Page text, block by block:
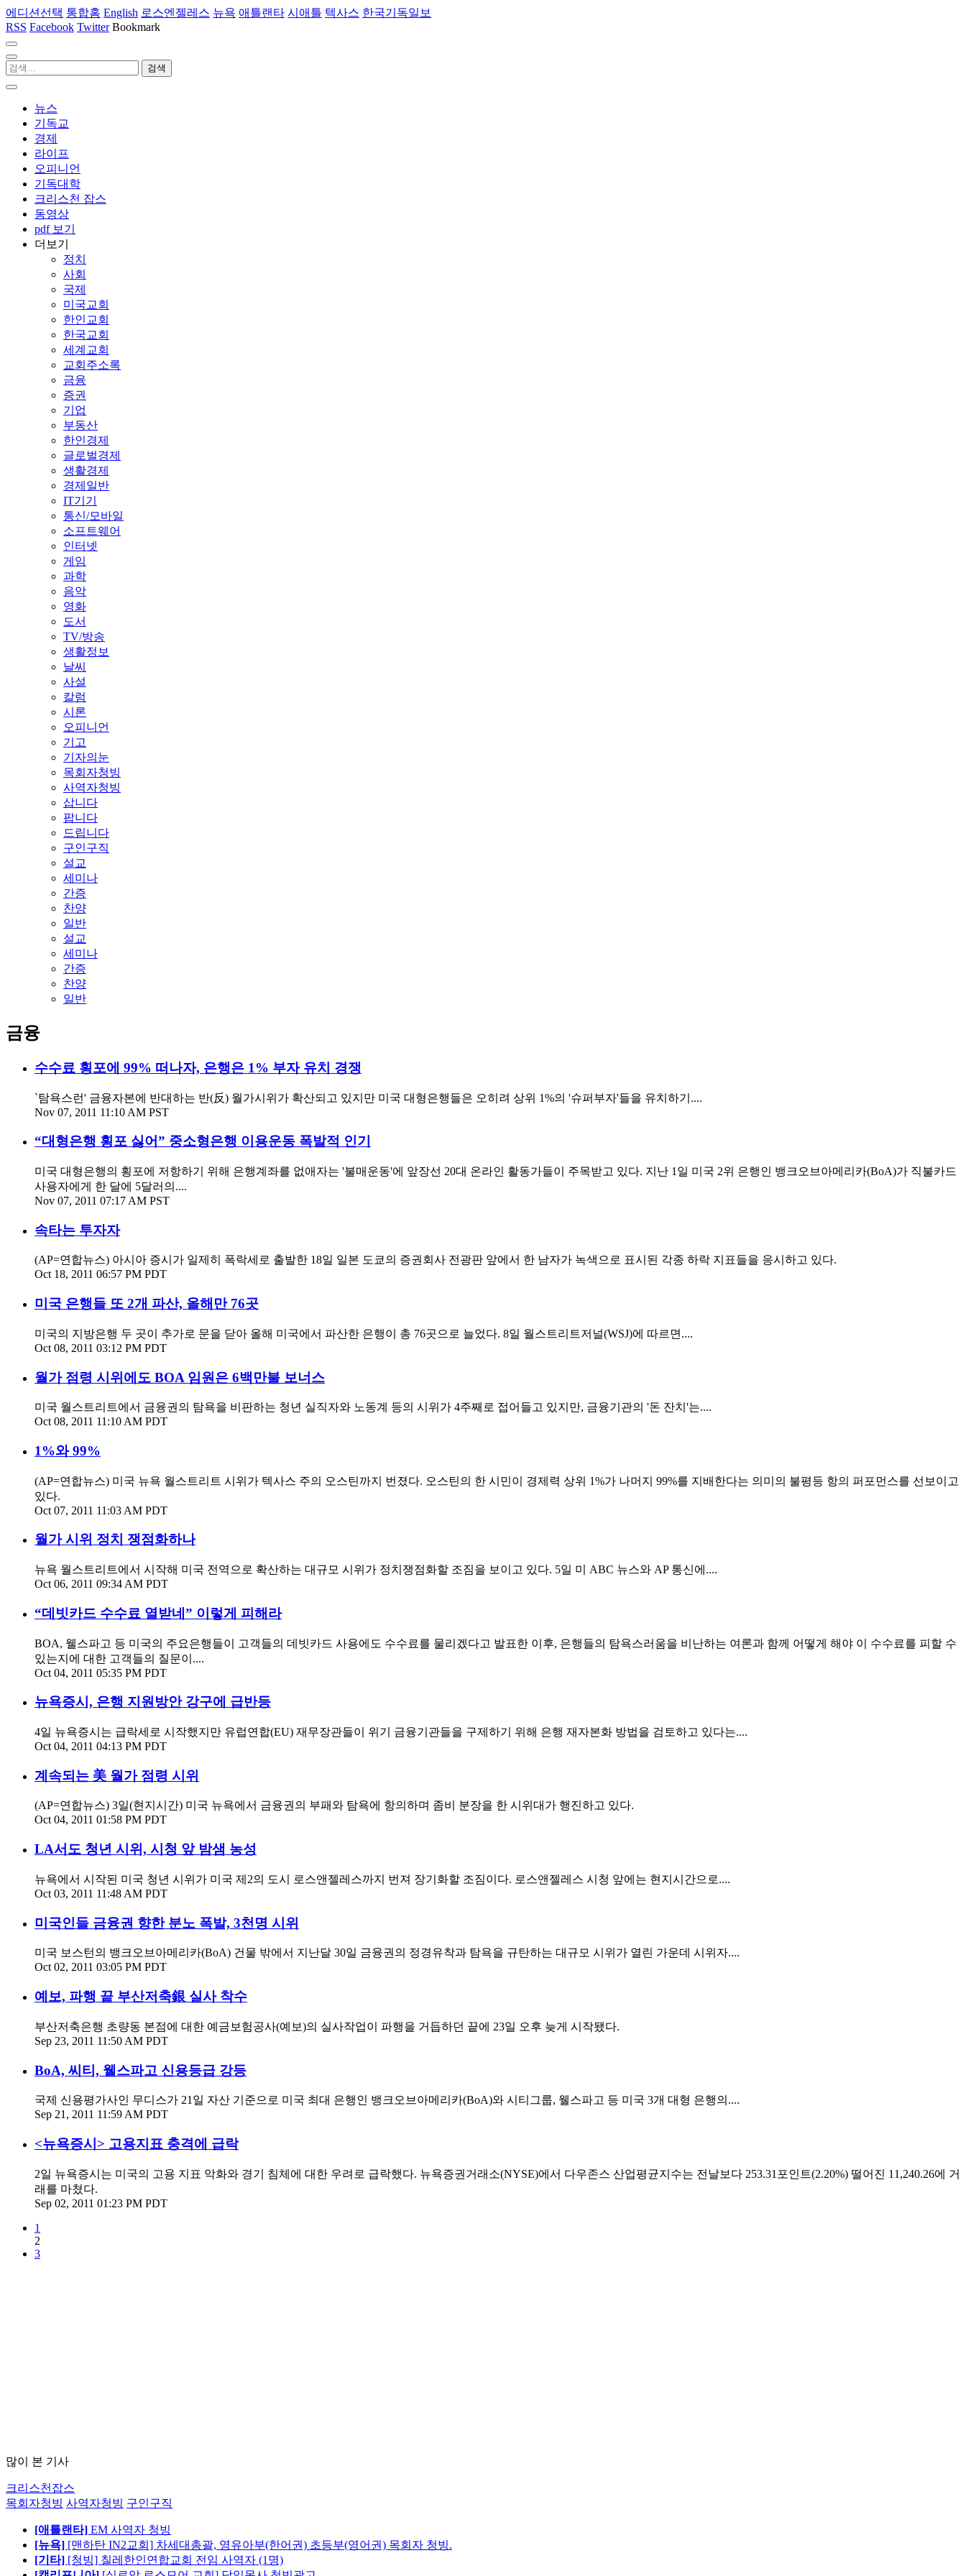
에디션선택 통합홈 English 로스엔젤레스 뉴욕 애틀랜타 시애틀 텍사스 한국기독일보
RSS Facebook Twitter Bookmark
뉴스
기독교
경제
라이프
오피니언
기독대학
크리스천 잡스
동영상
pdf 보기
더보기
정치
사회
국제
미국교회
한인교회
한국교회
세계교회
교회주소록
금융
증권
기업
부동산
한인경제
글로벌경제
생활경제
경제일반
IT기기
통신/모바일
소프트웨어
인터넷
게임
과학
음악
영화
도서
TV/방송
생활정보
날씨
사설
칼럼
시론
오피니언
기고
기자의눈
목회자청빙
사역자청빙
삽니다
팝니다
드립니다
구인구직
설교
세미나
간증
찬양
일반
설교
세미나
간증
찬양
일반
금융
수수료 횡포에 99% 떠나자, 은행은 1% 부자 유치 경쟁
`탐욕스런' 금융자본에 반대하는 반(反) 월가시위가 확산되고 있지만 미국 대형은행들은 오히려 상위 1%의 '슈퍼부자'들을 유치하기....
Nov 07, 2011 11:10 AM PST
“대형은행 횡포 싫어” 중소형은행 이용운동 폭발적 인기
미국 대형은행의 횡포에 저항하기 위해 은행계좌를 없애자는 '불매운동'에 앞장선 20대 온라인 활동가들이 주목받고 있다. 지난 1일 미국 2위 은행인 뱅크오브아메리카(BoA)가 직불카드
사용자에게 한 달에 5달러의....
Nov 07, 2011 07:17 AM PST
속타는 투자자
(AP=연합뉴스) 아시아 증시가 일제히 폭락세로 출발한 18일 일본 도쿄의 증권회사 전광판 앞에서 한 남자가 녹색으로 표시된 각종 하락 지표들을 응시하고 있다.
Oct 18, 2011 06:57 PM PDT
미국 은행들 또 2개 파산, 올해만 76곳
미국의 지방은행 두 곳이 추가로 문을 닫아 올해 미국에서 파산한 은행이 총 76곳으로 늘었다. 8일 월스트리트저널(WSJ)에 따르면....
Oct 08, 2011 03:12 PM PDT
월가 점령 시위에도 BOA 임원은 6백만불 보너스
미국 월스트리트에서 금융권의 탐욕을 비판하는 청년 실직자와 노동계 등의 시위가 4주째로 접어들고 있지만, 금융기관의 '돈 잔치'는....
Oct 08, 2011 11:10 AM PDT
1%와 99%
(AP=연합뉴스) 미국 뉴욕 월스트리트 시위가 텍사스 주의 오스틴까지 번졌다. 오스틴의 한 시민이 경제력 상위 1%가 나머지 99%를 지배한다는 의미의 불평등 항의 퍼포먼스를 선보이고
있다.
Oct 07, 2011 11:03 AM PDT
월가 시위 정치 쟁점화하나
뉴욕 월스트리트에서 시작해 미국 전역으로 확산하는 대규모 시위가 정치쟁점화할 조짐을 보이고 있다. 5일 미 ABC 뉴스와 AP 통신에....
Oct 06, 2011 09:34 AM PDT
“데빗카드 수수료 열받네” 이렇게 피해라
BOA, 웰스파고 등 미국의 주요은행들이 고객들의 데빗카드 사용에도 수수료를 물리겠다고 발표한 이후, 은행들의 탐욕스러움을 비난하는 여론과 함께 어떻게 해야 이 수수료를 피할 수
있는지에 대한 고객들의 질문이....
Oct 04, 2011 05:35 PM PDT
뉴욕증시, 은행 지원방안 강구에 급반등
4일 뉴욕증시는 급락세로 시작했지만 유럽연합(EU) 재무장관들이 위기 금융기관들을 구제하기 위해 은행 재자본화 방법을 검토하고 있다는....
Oct 04, 2011 04:13 PM PDT
계속되는 美 월가 점령 시위
(AP=연합뉴스) 3일(현지시간) 미국 뉴욕에서 금융권의 부패와 탐욕에 항의하며 좀비 분장을 한 시위대가 행진하고 있다.
Oct 04, 2011 01:58 PM PDT
LA서도 청년 시위, 시청 앞 밤샘 농성
뉴욕에서 시작된 미국 청년 시위가 미국 제2의 도시 로스앤젤레스까지 번져 장기화할 조짐이다. 로스앤젤레스 시청 앞에는 현지시간으로....
Oct 03, 2011 11:48 AM PDT
미국인들 금융권 향한 분노 폭발, 3천명 시위
미국 보스턴의 뱅크오브아메리카(BoA) 건물 밖에서 지난달 30일 금융권의 정경유착과 탐욕을 규탄하는 대규모 시위가 열린 가운데 시위자....
Oct 02, 2011 03:05 PM PDT
예보, 파행 끝 부산저축銀 실사 착수
부산저축은행 초량동 본점에 대한 예금보험공사(예보)의 실사작업이 파행을 거듭하던 끝에 23일 오후 늦게 시작됐다.
Sep 23, 2011 11:50 AM PDT
BoA, 씨티, 웰스파고 신용등급 강등
국제 신용평가사인 무디스가 21일 자산 기준으로 미국 최대 은행인 뱅크오브아메리카(BoA)와 시티그룹, 웰스파고 등 미국 3개 대형 은행의....
Sep 21, 2011 11:59 AM PDT
<뉴욕증시> 고용지표 충격에 급락
2일 뉴욕증시는 미국의 고용 지표 악화와 경기 침체에 대한 우려로 급락했다. 뉴욕증권거래소(NYSE)에서 다우존스 산업평균지수는 전날보다 253.31포인트(2.20%) 떨어진 11,240.26에 거
래를 마쳤다.
Sep 02, 2011 01:23 PM PDT
1
2
3
많이 본 기사
크리스천잡스
목회자청빙 사역자청빙 구인구직
[애틀랜타] EM 사역자 청빙
[뉴욕] [맨하탄 IN2교회] 차세대총괄, 영유아부(한어권) 초등부(영어권) 목회자 청빙.
[기타] [청빙] 칠레한인연합교회 전임 사역자 (1명)